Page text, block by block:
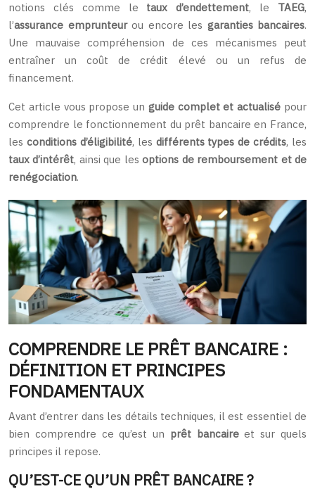
notions clés comme le taux d’endettement, le TAEG,
l’assurance emprunteurou encore les garanties bancaires.
Une mauvaise compréhension de ces mécanismes peut
entraîner un coût de crédit élevé ou un refus de
financement.
Cet article vous propose un guide complet et actualisé pour
comprendre le fonctionnement du prêt bancaire en France,
les conditions d’éligibilité, les différents types de crédits, les
taux d’intérêt, ainsi que lesoptions de remboursement et de
renégociation.
COMPRENDRE LE PRÊT BANCAIRE :
DÉFINITION ET PRINCIPES
FONDAMENTAUX
Avant d’entrer dans les détails techniques, il est essentiel de
bien comprendre ce qu’est un prêt bancaireet sur quels
principes il repose.
QU’EST-CE QU’UN PRÊT BANCAIRE ?